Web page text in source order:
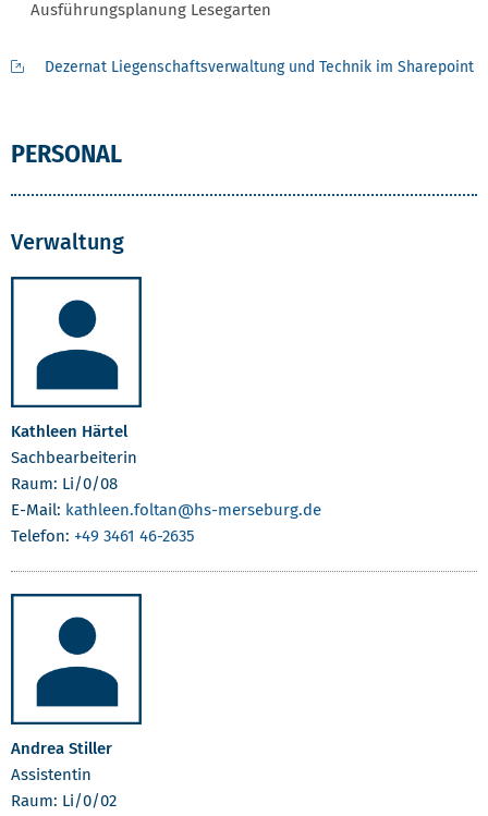
Ausführungsplanung Lesegarten
Dezernat Liegenschaftsverwaltung und Technik im Sharepoint
PERSONAL
Verwaltung
Kathleen Härtel
Sachbearbeiterin
Raum: Li/0/08
E-Mail: kathleen.foltan@hs-merseburg.de
Telefon: +49 3461 46-2635
Andrea Stiller
Assistentin
Raum: Li/0/02